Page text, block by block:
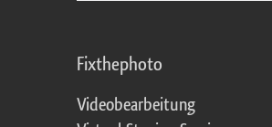
Fixthephoto
Videobearbeitung